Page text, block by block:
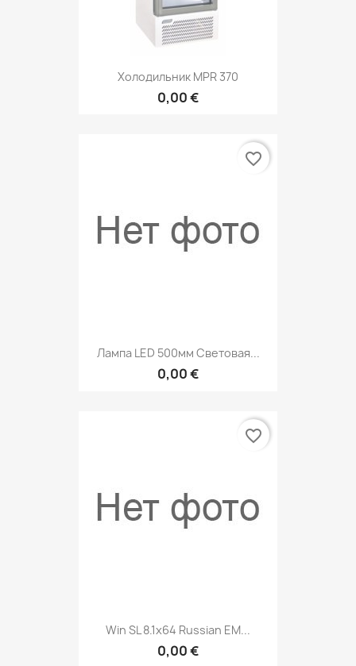
Холодильник MPR 370
0,00 €
Лампа LED 500мм Световая...
0,00 €
favorite_border
Win SL 8.1х64 Russian EM...
0,00 €
favorite_border